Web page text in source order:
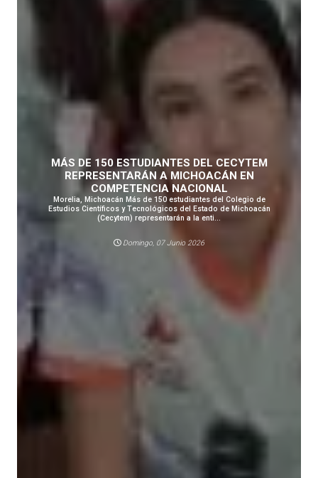
MÁS DE 150 ESTUDIANTES DEL CECYTEM
REPRESENTARÁN A MICHOACÁN EN
COMPETENCIA NACIONAL
Morelia, Michoacán Más de 150 estudiantes del Colegio de
Estudios Científicos y Tecnológicos del Estado de Michoacán
(Cecytem) representarán a la enti...
Domingo, 07 Junio 2026